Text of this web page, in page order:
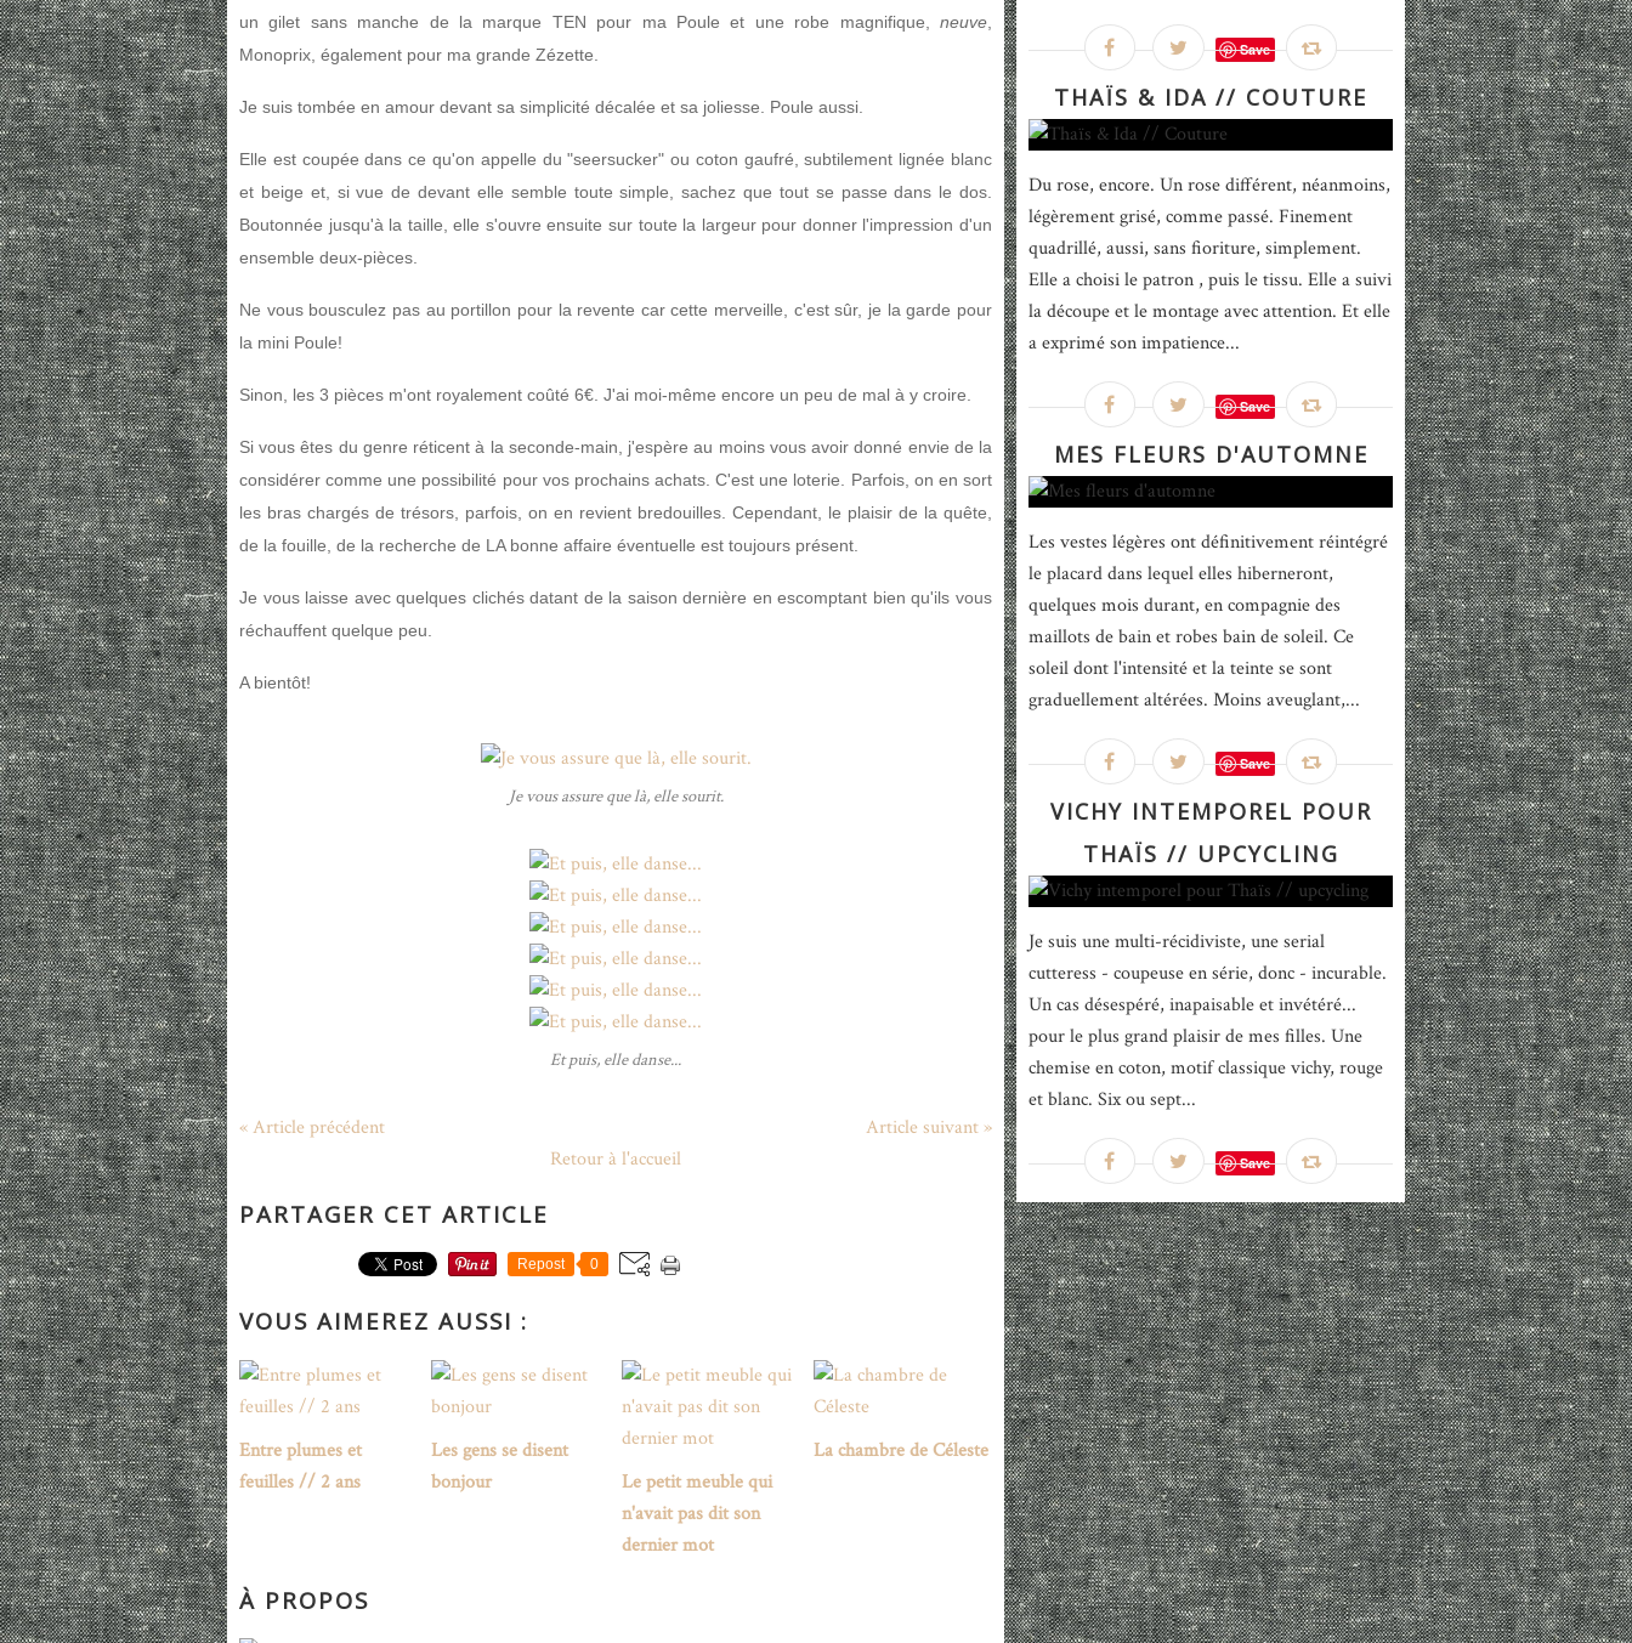
un gilet sans manche de la marque TEN pour ma Poule et une robe magnifique, neuve
Monoprix, également pour ma grande Zézette.
Je suis tombée en amour devant sa simplicité décalée et sa joliesse. Poule aussi.
Elle est coupée dans ce qu'on appelle du "seersucker" ou coton gaufré, subtilement lignée blanc
et beige et, si vue de devant elle semble toute simple, sachez que tout se passe dans le dos.
Boutonnée jusqu'à la taille, elle s'ouvre ensuite sur toute la largeur pour donner l'impression d'un
ensemble deux-pièces.
Ne vous bousculez pas au portillon pour la revente car cette merveille, c'est sûr, je la garde pour
la mini Poule!
Sinon, les 3 pièces m'ont royalement coûté 6€. J'ai moi-même encore un peu de mal à y croire.
Si vous êtes du genre réticent à la seconde-main, j'espère au moins vous avoir donné envie de la
considérer comme une possibilité pour vos prochains achats. C'est une loterie. Parfois, on en sort
les bras chargés de trésors, parfois, on en revient bredouilles. Cependant, le plaisir de la quête,
de la fouille, de la recherche de LA bonne affaire éventuelle est toujours présent.
Je vous laisse avec quelques clichés datant de la saison dernière en escomptant bien qu'ils vous
réchauffent quelque peu.
A bientôt!
Je vous assure que là, elle sourit.
Et puis, elle danse...
« Article précédent
Article suivant »
Retour à l'accueil
PARTAGER CET ARTICLE
Repost 0
VOUS AIMEREZ AUSSI :
Entre plumes et
feuilles // 2 ans
Les gens se disent
bonjour
Le petit meuble qui
n'avait pas dit son
dernier mot
La chambre de Céleste
À PROPOS
Save
THAÏS & IDA // COUTURE
Du rose, encore. Un rose différent, néanmoins,
légèrement grisé, comme passé. Finement
quadrillé, aussi, sans fioriture, simplement.
Elle a choisi le patron , puis le tissu. Elle a suivi
la découpe et le montage avec attention. Et elle
a exprimé son impatience...
Save
MES FLEURS D'AUTOMNE
Les vestes légères ont définitivement réintégré
le placard dans lequel elles hiberneront,
quelques mois durant, en compagnie des
maillots de bain et robes bain de soleil. Ce
soleil dont l'intensité et la teinte se sont
graduellement altérées. Moins aveuglant,...
Save
VICHY INTEMPOREL POUR
THAÏS // UPCYCLING
Je suis une multi-récidiviste, une serial
cutteress - coupeuse en série, donc - incurable.
Un cas désespéré, inapaisable et invétéré...
pour le plus grand plaisir de mes filles. Une
chemise en coton, motif classique vichy, rouge
et blanc. Six ou sept...
Save